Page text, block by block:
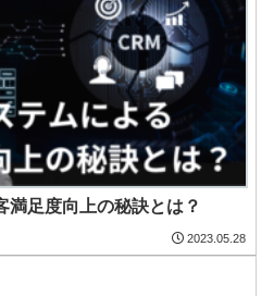
満足度向上の秘訣とは？
2023.05.28